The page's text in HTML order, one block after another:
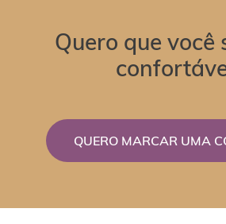
Quero que você
QUERO MARCAR UMA